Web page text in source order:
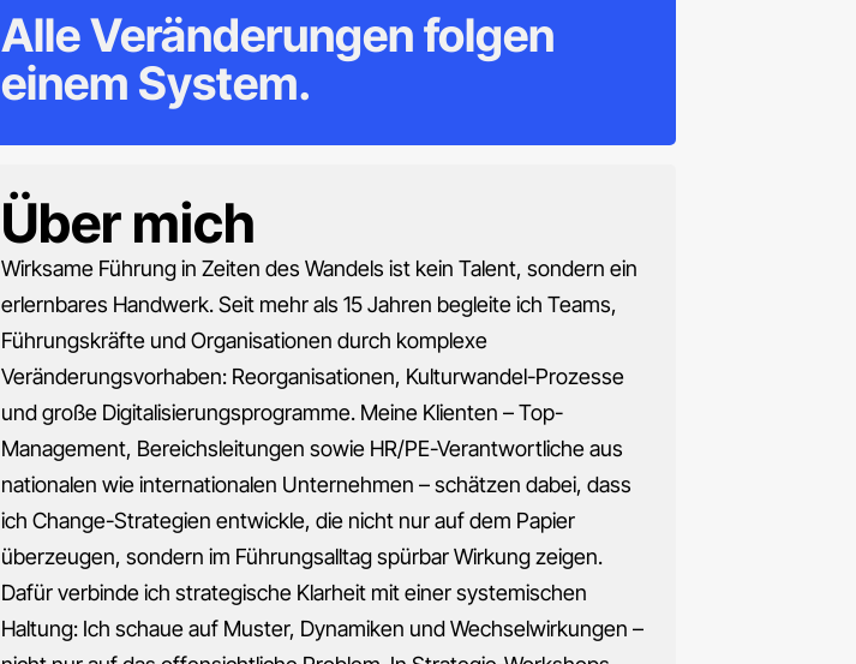
Über mich
Wirksame Führung in Zeiten des Wandels ist kein Talent, sondern ein
erlernbares Handwerk. Seit mehr als 15 Jahren begleite ich Teams,
Führungskräfte und Organisationen durch komplexe
Veränderungsvorhaben: Reorganisationen, Kulturwandel-Prozesse
und große Digitalisierungsprogramme. Meine Klienten – Top-
Management, Bereichsleitungen sowie HR/PE-Verantwortliche aus
nationalen wie internationalen Unternehmen – schätzen dabei, dass
ich Change-Strategien entwickle, die nicht nur auf dem Papier
überzeugen, sondern im Führungsalltag spürbar Wirkung zeigen.
Dafür verbinde ich strategische Klarheit mit einer systemischen
Haltung: Ich schaue auf Muster, Dynamiken und Wechselwirkungen –
Alle Veränderungen folgen
einem System.